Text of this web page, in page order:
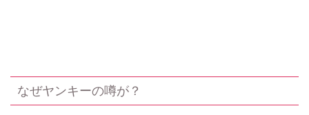
なぜヤンキーの噂が？